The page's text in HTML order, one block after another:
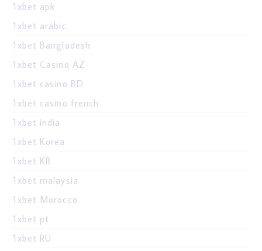
1xbet apk
1xbet arabic
1xbet Bangladesh
1xbet Casino AZ
1xbet casino BD
1xbet casino french
1xbet india
1xbet Korea
1xbet KR
1xbet malaysia
1xbet Morocco
1xbet pt
1xbet RU